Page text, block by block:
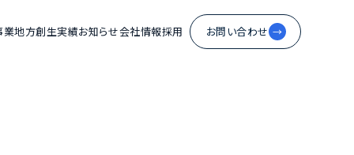
業地方創生実績お知らせ会社情報採用 お問い合わせ →